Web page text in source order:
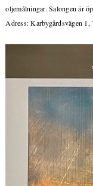
oljemålningar. Salongen är
Adress: Karbygårdsvägen